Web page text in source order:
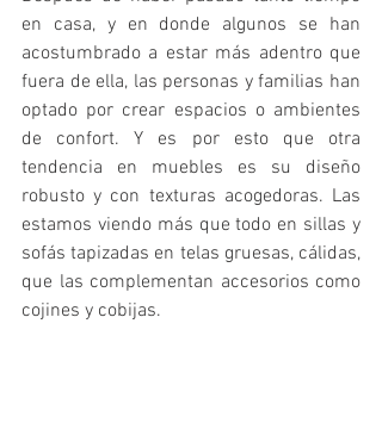
en casa, y en donde algunos se han
acostumbrado a estar más adentro que
fuera de ella, las personas y familias han
optado por crear espacios o ambientes
de confort. Y es por esto que otra
tendencia en muebles es su diseño
robusto y con texturas acogedoras. Las
estamos viendo más que todo en sillas y
sofás tapizadas en telas gruesas, cálidas,
que las complementan accesorios como
cojines y cobijas.